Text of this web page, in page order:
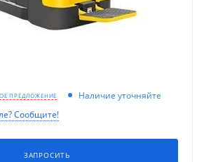
ПРЕДЛОЖЕНИЕ
Наличие уточняйте
Сообщите!
ЗАПРОСИТЬ